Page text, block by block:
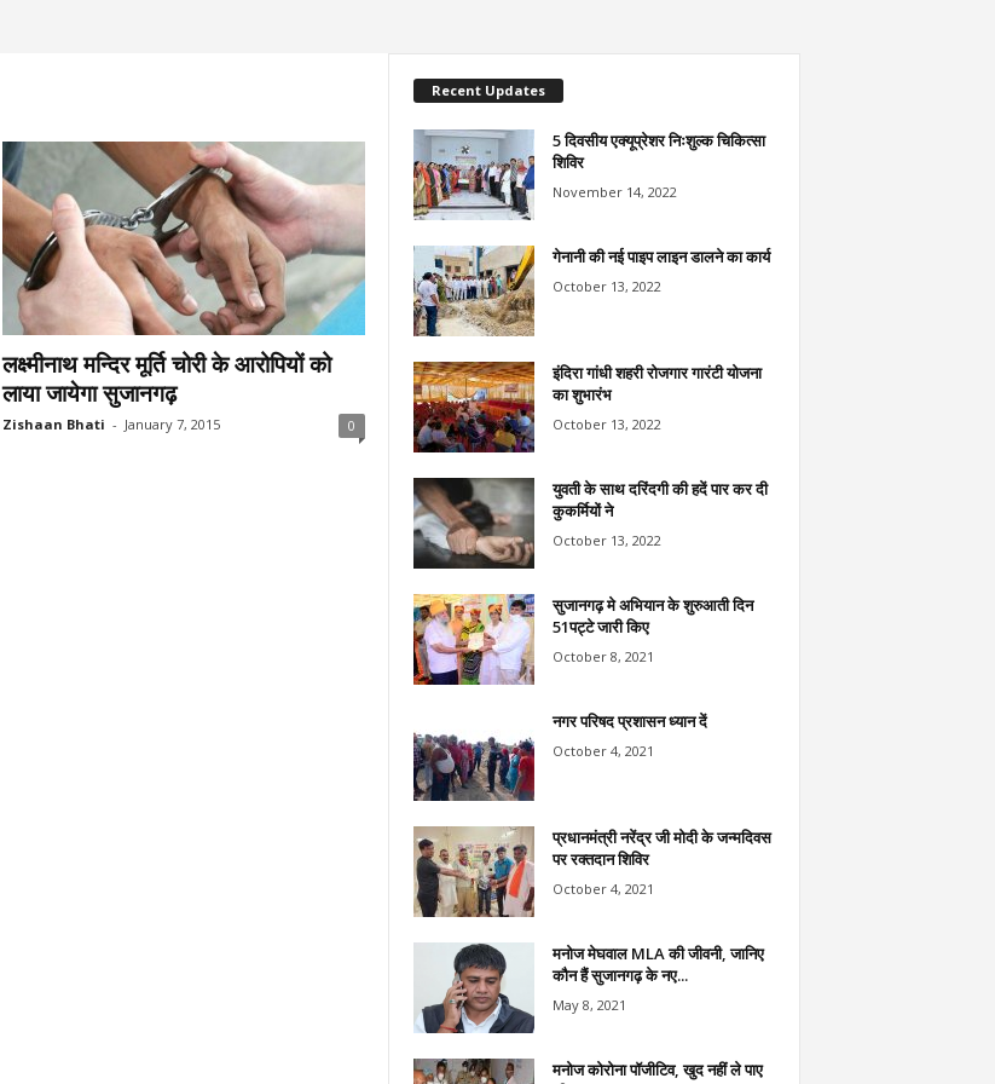
लक्ष्मीनाथ मन्दिर मूर्ति चोरी के आरोपियों को
लाया जायेगा सुजानगढ़
Zishaan Bhati - January 7, 2015 0
Recent Updates
5 दिवसीय एक्यूप्रेशर निःशुल्क चिकित्सा
शिविर
November 14, 2022
गेनानी की नई पाइप लाइन डालने का कार्य
October 13, 2022
इंदिरा गांधी शहरी रोजगार गारंटी योजना
का शुभारंभ
October 13, 2022
युवती के साथ दरिंदगी की हदें पार कर दी
कुकर्मियों ने
October 13, 2022
सुजानगढ़ मे अभियान के शुरुआती दिन
51पट्टे जारी किए
October 8, 2021
नगर परिषद प्रशासन ध्यान दें
October 4, 2021
प्रधानमंत्री नरेंद्र जी मोदी के जन्मदिवस
पर रक्तदान शिविर
October 4, 2021
मनोज मेघवाल MLA की जीवनी, जानिए
कौन हैं सुजानगढ़ के नए...
May 8, 2021
मनोज कोरोना पॉजीटिव, खुद नहीं ले पाए